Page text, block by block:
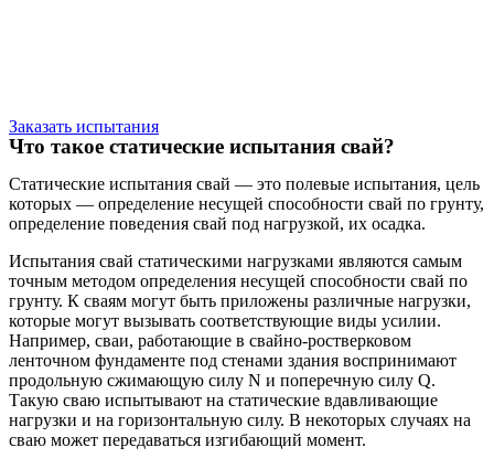
Заказать испытания
Что такое статические испытания свай?
Статические испытания свай — это полевые испытания, цель
которых — определение несущей способности свай по грунту,
определение поведения свай под нагрузкой, их осадка.
Испытания свай статическими нагрузками являются самым
точным методом определения несущей способности свай по
грунту. К сваям могут быть приложены различные нагрузки,
которые могут вызывать соответствующие виды усилии.
Например, сваи, работающие в свайно-ростверковом
ленточном фундаменте под стенами здания воспринимают
продольную сжимающую силу N и поперечную силу Q.
Такую сваю испытывают на статические вдавливающие
нагрузки и на горизонтальную силу. В некоторых случаях на
сваю может передаваться изгибающий момент.